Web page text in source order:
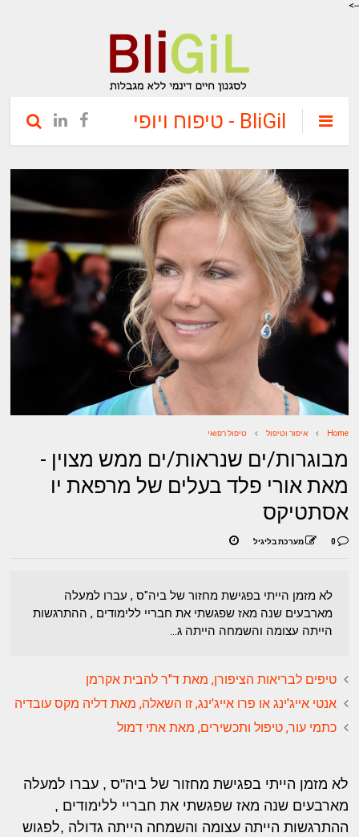
-->
BliGil - טיפוח ויופי
Home איפור וטיפול טיפול רפואי
מבוגרות/ים שנראות/ים ממש מצוין -
מאת אורי פלד בעלים של מרפאת יו
אסתטיקס
0 מערכת בליגיל
לא מזמן הייתי בפגישת מחזור של ביה"ס , עברו למעלה
מארבעים שנה מאז שפגשתי את חבריי ללימודים , ההתרגשות
הייתה עצומה והשמחה הייתה ג...
טיפים לבריאות הציפורן, מאת ד"ר להבית אקרמן
אנטי אייג'ינג או פרו אייג'ינג, זו השאלה, מאת דליה מקס עובדיה
כתמי עור, טיפול ותכשירים, מאת אתי דמול
לא מזמן הייתי בפגישת מחזור של ביה"ס , עברו למעלה
מארבעים שנה מאז שפגשתי את חבריי ללימודים ,
ההתרגשות הייתה עצומה והשמחה הייתה גדולה ,לפגוש